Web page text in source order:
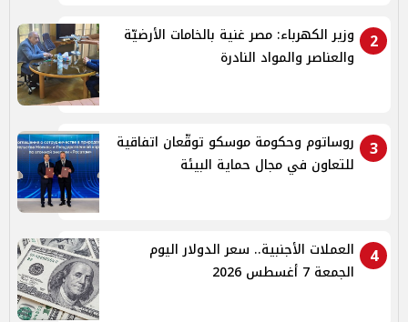
2
وزير الكهرباء: مصر غنية بالخامات الأرضيّة
والعناصر والمواد النادرة
3
روساتوم وحكومة موسكو توقّعان اتفاقية
للتعاون في مجال حماية البيئة
4
العملات الأجنبية.. سعر الدولار اليوم
الجمعة 7 أغسطس 2026